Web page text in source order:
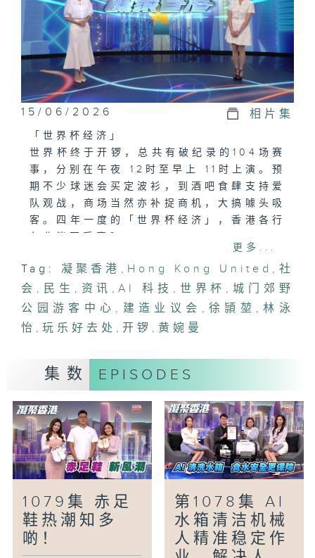
15/06/2026 相片集
「世界杯经济」
世界杯终于开锣，总共有破纪录的104场赛
事，分别在午夜 12时至早上 11时上演。预
期不少球迷会买定波衫，到酒吧食肆支持爱
队观战，商场当然亦补捉商机，大搞噱头吸
客。四年一度的「世界杯经济」，香港各行
「AI 科技新建造．培育 Gen「C」创前
途」
现代建造业已迎来 AI 与机械人新常态。今
集请来建造学院院长，分享早前院校开放日
Gen 「C」专业人才，打破传统地盘标
签，推动业界未来发展。
「玩乐好去处-城门郊野公园游客中心」
今集带你走进翻新的城门郊野公园游客中
心，透过互动展品与展览廊，深入了解城门
的历史变迁、战时遗迹及多样生态。中心更
松探索远足路线与季节胜景，全方位优化郊
游体验。
更多...
Tag: 凝聚香港 , Hong Kong United , 社
会 , 民生 , 资讯 ,AI 科技 , 世界杯 , 城门郊野
公园游客中心 , 建造业议会 , 徐頴堃 , 林泳
怡 ,玩乐好去处 ,开锣 , 黄婉曼
集数 EPISODES
1079集 赤足
鞋热潮知多
啲！
第1078集 AI
水箱清洁机械
人精准稳定作